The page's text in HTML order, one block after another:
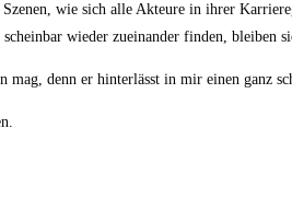
wie sich alle Akteure in ihrer
wieder zueinander finden, bleiben
denn er hinterlässt in mir einen ganz